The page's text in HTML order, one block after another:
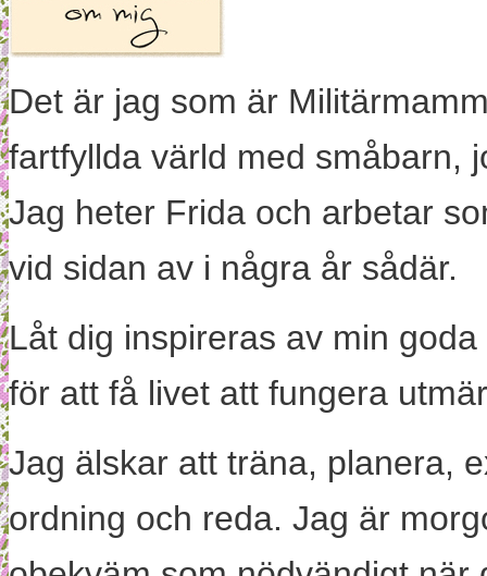
Det är jag som är
fartfyllda värld med småbarn,
Jag heter Frida och arbetar
vid sidan av i några år sådär.
Låt dig inspireras av min
för att få livet att fungera
Jag älskar att träna, planera,
ordning och reda. Jag är